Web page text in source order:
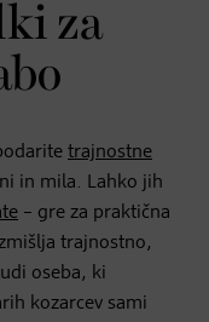
za
trajnostne
in mila. Lahko jih
– gre za praktična
trajnostno,
oseba, ki
kozarcev sami